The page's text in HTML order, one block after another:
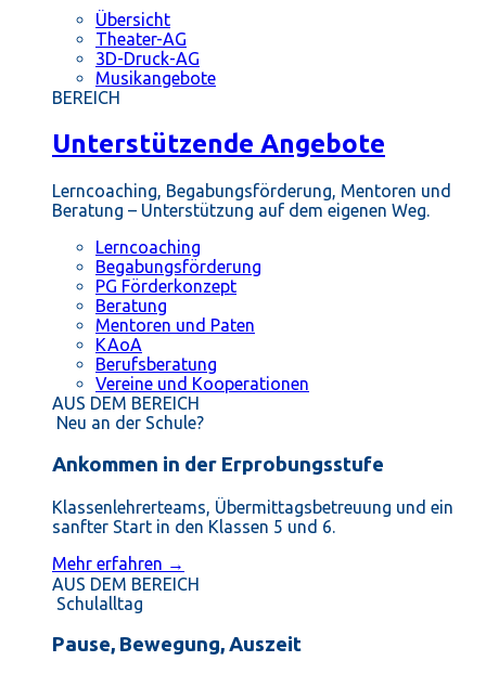
Übersicht
Theater-AG
3D-Druck-AG
Musikangebote
BEREICH
Unterstützende Angebote
Lerncoaching, Begabungsförderung, Mentoren und
Beratung – Unterstützung auf dem eigenen Weg.
Lerncoaching
Begabungsförderung
PG Förderkonzept
Beratung
Mentoren und Paten
KAoA
Berufsberatung
Vereine und Kooperationen
AUS DEM BEREICH
Neu an der Schule?
Ankommen in der Erprobungsstufe
Klassenlehrerteams, Übermittagsbetreuung und ein
sanfter Start in den Klassen 5 und 6.
Mehr erfahren →
AUS DEM BEREICH
Schulalltag
Pause, Bewegung, Auszeit